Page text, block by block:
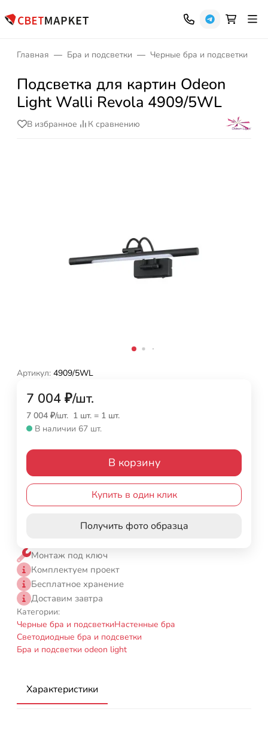
Главная Бра и подсветки Черные бра и подсветки
Подсветка для картин Odeon
Light Walli Revola 4909/5WL
В избранное К сравнению
Артикул: 4909/5WL
7 004 ₽/шт.
7 004 ₽/шт. 1 шт. = 1 шт.
В наличии 67 шт.
В корзину
Купить в один клик
Получить фото образца
Монтаж под ключ
Комплектуем проект
Бесплатное хранение
Доставим завтра
Категории:
Черные бра и подсветкиНастенные бра
Светодиодные бра и подсветки
Бра и подсветки odeon light
Характеристики